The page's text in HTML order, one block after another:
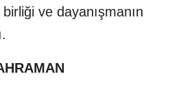
ve dayanışmanın